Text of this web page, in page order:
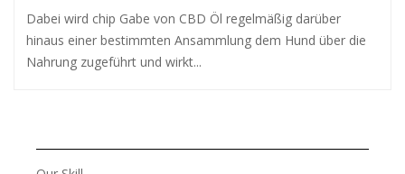
Dabei wird chip Gabe von CBD Öl regelmäßig darüber
hinaus einer bestimmten Ansammlung dem Hund über die
Nahrung zugeführt und wirkt...